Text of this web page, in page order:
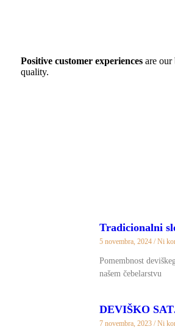
Positive customer experiences are our
quality.
Tradicionalni
5 novembra, 2024 Ni
Pomembnost
našem čebelarstvu
DEVIŠKO
7 novembra, 2023 Ni